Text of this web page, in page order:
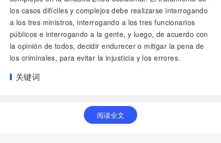
los casos difíciles y complejos debe realizarse interrogando
a los tres ministros, interrogando a los tres funcionarios
públicos e interrogando a la gente, y luego, de acuerdo con
la opinión de todos, decidir endurecer o mitigar la pena de
los criminales, para evitar la injusticia y los errores.
关键词
阅读全文